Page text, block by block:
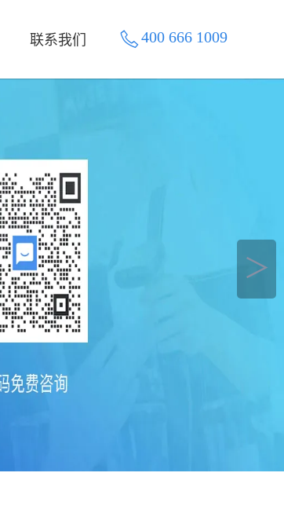
联系我们 400 666 1009
＞